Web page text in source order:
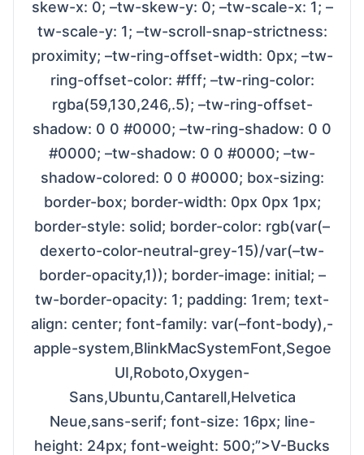
skew-x: 0; –tw-skew-y: 0; –tw-scale-x: 1; –
tw-scale-y: 1; –tw-scroll-snap-strictness:
proximity; –tw-ring-offset-width: 0px; –tw-
ring-offset-color: #fff; –tw-ring-color:
rgba(59,130,246,.5); –tw-ring-offset-
shadow: 0 0 #0000; –tw-ring-shadow: 0 0
#0000; –tw-shadow: 0 0 #0000; –tw-
shadow-colored: 0 0 #0000; box-sizing:
border-box; border-width: 0px 0px 1px;
border-style: solid; border-color: rgb(var(–
dexerto-color-neutral-grey-15)/var(–tw-
border-opacity,1)); border-image: initial; –
tw-border-opacity: 1; padding: 1rem; text-
align: center; font-family: var(–font-body),-
apple-system,BlinkMacSystemFont,Segoe
UI,Roboto,Oxygen-
Sans,Ubuntu,Cantarell,Helvetica
Neue,sans-serif; font-size: 16px; line-
height: 24px; font-weight: 500;”>V-Bucks